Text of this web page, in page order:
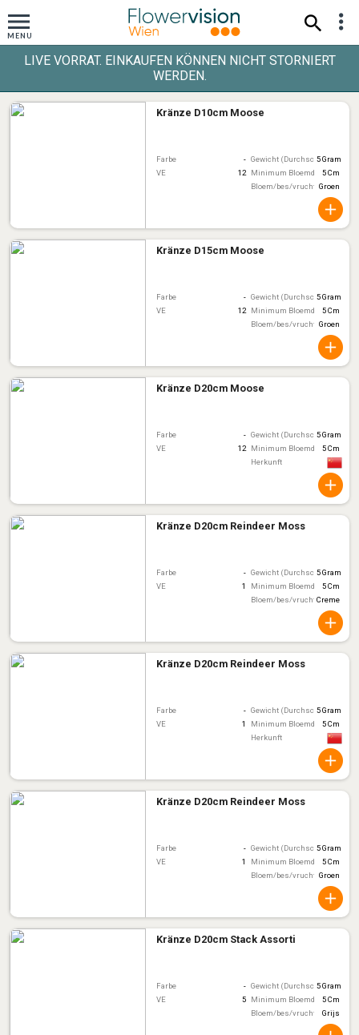
LIVE VORRAT. EINKAUFEN KÖNNEN NICHT STORNIERT
WERDEN.
Kränze D10cm Moose
Farbe - Gewicht (Durchschnitt)
5 Gram
VE
12 Minimum Bloemdiameter
5 Cm
Bloem/bes/vruchtkleur
Groen
Kränze D15cm Moose
Farbe - Gewicht (Durchschnitt)
5 Gram
VE
12 Minimum Bloemdiameter
5 Cm
Bloem/bes/vruchtkleur
Groen
Kränze D20cm Moose
Farbe - Gewicht (Durchschnitt)
5 Gram
VE
12 Minimum Bloemdiameter
5 Cm
Herkunft
Kränze D20cm Reindeer Moss
Farbe - Gewicht (Durchschnitt)
5 Gram
VE
1 Minimum Bloemdiameter
5 Cm
Bloem/bes/vruchtkleur
Creme
Kränze D20cm Reindeer Moss
Farbe - Gewicht (Durchschnitt)
5 Gram
VE
1 Minimum Bloemdiameter
5 Cm
Herkunft
Kränze D20cm Reindeer Moss
Farbe - Gewicht (Durchschnitt)
5 Gram
VE
1 Minimum Bloemdiameter
5 Cm
Bloem/bes/vruchtkleur
Groen
Kränze D20cm Stack Assorti
Farbe - Gewicht (Durchschnitt)
5 Gram
VE
5 Minimum Bloemdiameter
5 Cm
Bloem/bes/vruchtkleur
Grijs